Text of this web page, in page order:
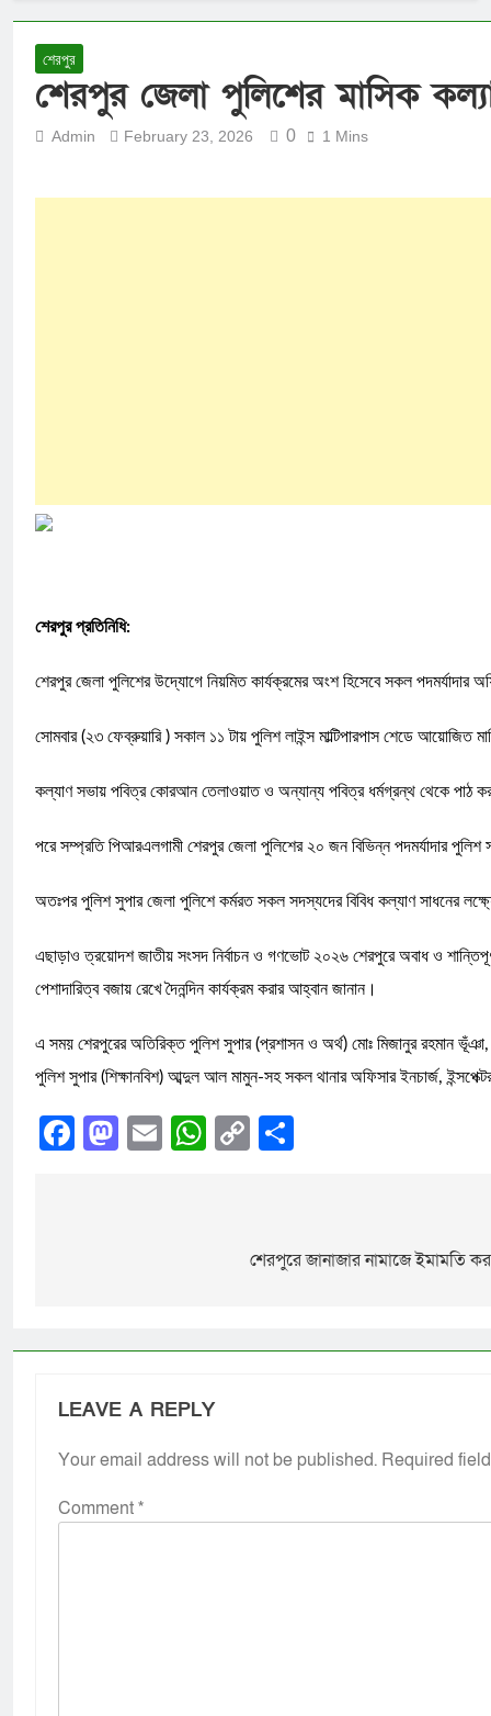
শেরপুর
শেরপুর জেলা পুলিশের মাসিক
Admin February 23, 2026 0 1 Mins
শেরপুর প্রতিনিধি:
শেরপুর জেলা পুলিশের উদ্যোগে নিয়মিত কার্যক্রমের অংশ হিসেবে সকল পদমর্যাদার
সোমবার (২৩ ফেব্রুয়ারি ) সকাল ১১ টায় পুলিশ লাইন্স মাল্টিপারপাস শেডে
কল্যাণ সভায় পবিত্র কোরআন তেলাওয়াত ও অন্যান্য পবিত্র ধর্মগ্রন্থ থেকে পাঠ
পরে সম্প্রতি পিআরএলগামী শেরপুর জেলা পুলিশের ২০ জন বিভিন্ন পদমর্যাদার
অতঃপর পুলিশ সুপার জেলা পুলিশে কর্মরত সকল সদস্যদের বিবিধ কল্যাণ সাধনের
এছাড়াও ত্রয়োদশ জাতীয় সংসদ নির্বাচন ও গণভোট ২০২৬ শেরপুরে অবাধ ও
পেশাদারিত্ব বজায় রেখে দৈনন্দিন কার্যক্রম করার আহ্বান জানান।
এ সময় শেরপুরের অতিরিক্ত পুলিশ সুপার (প্রশাসন ও অর্থ) মোঃ মিজানুর রহমান
পুলিশ সুপার (শিক্ষানবিশ) আব্দুল আল মামুন-সহ সকল থানার অফিসার ইনচার্জ,
Facebook
Mastodon
EmailWhatsApp
Copy
শেরপুরে জানাজার নামাজে ইমামতি
LEAVE A REPLY
Your email address will not be published. Required
Comment*